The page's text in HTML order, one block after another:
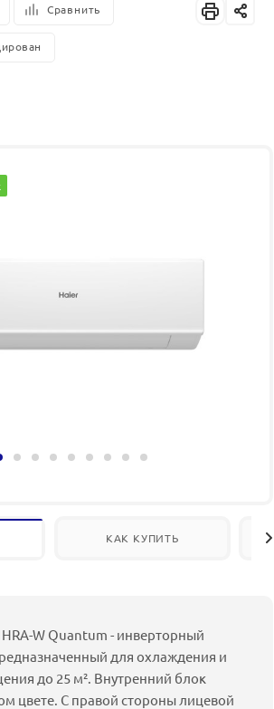
Сравнить
КАК КУПИТЬ
W Quantum - инверторный
для охлаждения и
до 25 м². Внутренний блок
цвете. С правой стороны лицевой